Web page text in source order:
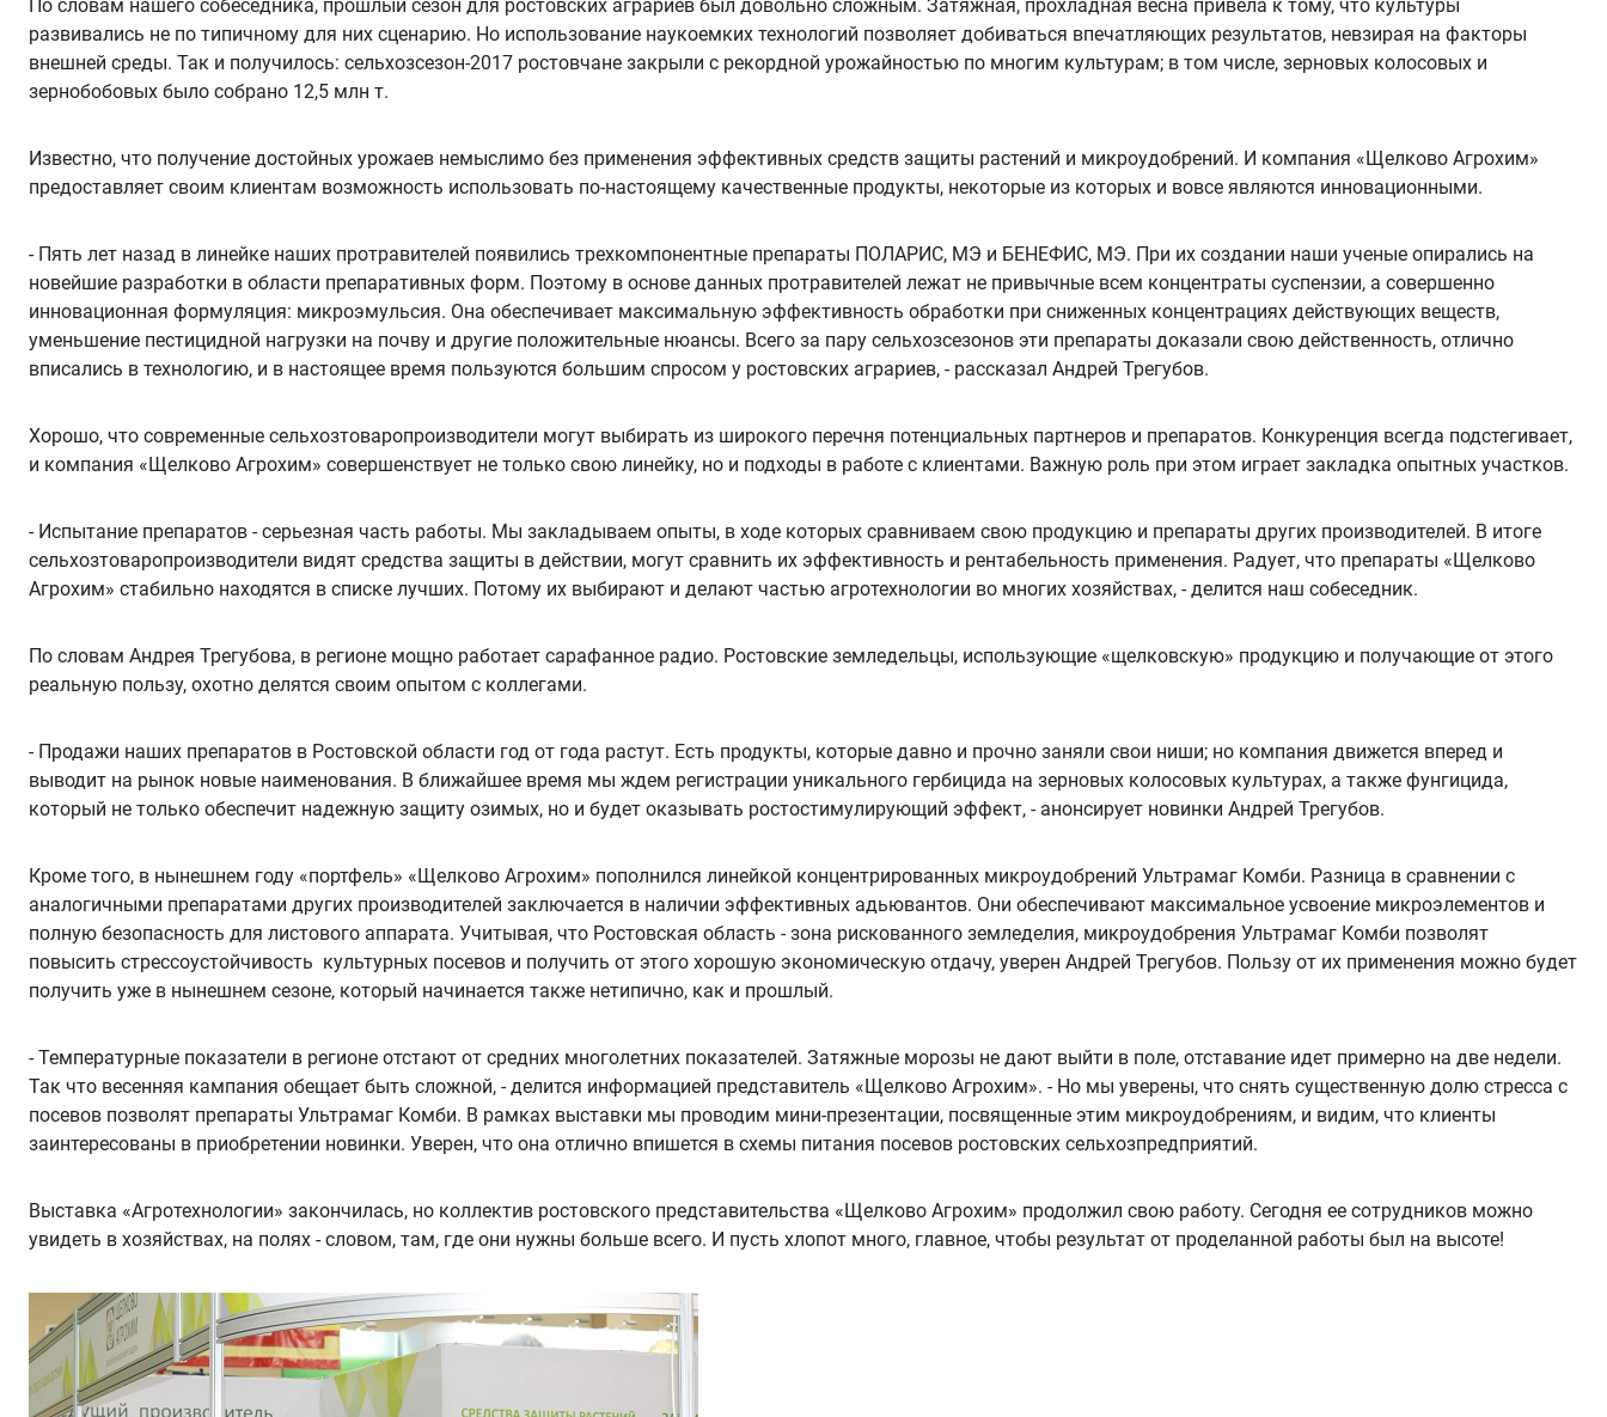
По словам нашего собеседника, прошлый сезон для ростовских аграриев был довольно сложным. Затяжная, прохладная весна привела к тому, что культуры
развивались не по типичному для них сценарию. Но использование наукоемких технологий позволяет добиваться впечатляющих результатов, невзирая на факторы
внешней среды. Так и получилось: сельхозсезон-2017 ростовчане закрыли с рекордной урожайностью по многим культурам; в том числе, зерновых колосовых и
зернобобовых было собрано 12,5 млн т.
Известно, что получение достойных урожаев немыслимо без применения эффективных средств защиты растений и микроудобрений. И компания «Щелково Агрохим»
предоставляет своим клиентам возможность использовать по-настоящему качественные продукты, некоторые из которых и вовсе являются инновационными.
- Пять лет назад в линейке наших протравителей появились трехкомпонентные препараты ПОЛАРИС, МЭ и БЕНЕФИС, МЭ. При их создании наши ученые опирались на
новейшие разработки в области препаративных форм. Поэтому в основе данных протравителей лежат не привычные всем концентраты суспензии, а совершенно
инновационная формуляция: микроэмульсия. Она обеспечивает максимальную эффективность обработки при сниженных концентрациях действующих веществ,
уменьшение пестицидной нагрузки на почву и другие положительные нюансы. Всего за пару сельхозсезонов эти препараты доказали свою действенность, отлично
вписались в технологию, и в настоящее время пользуются большим спросом у ростовских аграриев, - рассказал Андрей Трегубов.
Хорошо, что современные сельхозтоваропроизводители могут выбирать из широкого перечня потенциальных партнеров и препаратов. Конкуренция всегда подстегивает,
и компания «Щелково Агрохим» совершенствует не только свою линейку, но и подходы в работе с клиентами. Важную роль при этом играет закладка опытных участков.
- Испытание препаратов - серьезная часть работы. Мы закладываем опыты, в ходе которых сравниваем свою продукцию и препараты других производителей. В итоге
сельхозтоваропроизводители видят средства защиты в действии, могут сравнить их эффективность и рентабельность применения. Радует, что препараты «Щелково
Агрохим» стабильно находятся в списке лучших. Потому их выбирают и делают частью агротехнологии во многих хозяйствах, - делится наш собеседник.
По словам Андрея Трегубова, в регионе мощно работает сарафанное радио. Ростовские земледельцы, использующие «щелковскую» продукцию и получающие от этого
реальную пользу, охотно делятся своим опытом с коллегами.
- Продажи наших препаратов в Ростовской области год от года растут. Есть продукты, которые давно и прочно заняли свои ниши; но компания движется вперед и
выводит на рынок новые наименования. В ближайшее время мы ждем регистрации уникального гербицида на зерновых колосовых культурах, а также фунгицида,
который не только обеспечит надежную защиту озимых, но и будет оказывать ростостимулирующий эффект, - анонсирует новинки Андрей Трегубов.
Кроме того, в нынешнем году «портфель» «Щелково Агрохим» пополнился линейкой концентрированных микроудобрений Ультрамаг Комби. Разница в сравнении с
аналогичными препаратами других производителей заключается в наличии эффективных адьювантов. Они обеспечивают максимальное усвоение микроэлементов и
полную безопасность для листового аппарата. Учитывая, что Ростовская область - зона рискованного земледелия, микроудобрения Ультрамаг Комби позволят
повысить стрессоустойчивость культурных посевов и получить от этого хорошую экономическую отдачу, уверен Андрей Трегубов. Пользу от их применения можно будет
получить уже в нынешнем сезоне, который начинается также нетипично, как и прошлый.
- Температурные показатели в регионе отстают от средних многолетних показателей. Затяжные морозы не дают выйти в поле, отставание идет примерно на две недели.
Так что весенняя кампания обещает быть сложной, - делится информацией представитель «Щелково Агрохим». - Но мы уверены, что снять существенную долю стресса с
посевов позволят препараты Ультрамаг Комби. В рамках выставки мы проводим мини-презентации, посвященные этим микроудобрениям, и видим, что клиенты
заинтересованы в приобретении новинки. Уверен, что она отлично впишется в схемы питания посевов ростовских сельхозпредприятий.
Выставка «Агротехнологии» закончилась, но коллектив ростовского представительства «Щелково Агрохим» продолжил свою работу. Сегодня ее сотрудников можно
увидеть в хозяйствах, на полях - словом, там, где они нужны больше всего. И пусть хлопот много, главное, чтобы результат от проделанной работы был на высоте!